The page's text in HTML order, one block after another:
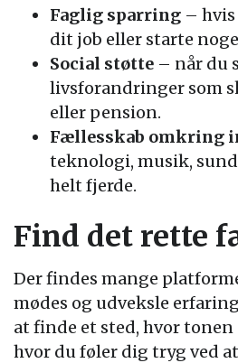
Faglig sparring –
dit job eller starte
Social støtte – når du
livsforandringer som
eller pension.
Fællesskab omkring
teknologi, musik,
helt fjerde.
Find det rette
Der findes mange
mødes og udveksle
at finde et sted, hvor tonen
hvor du føler dig tryg ved